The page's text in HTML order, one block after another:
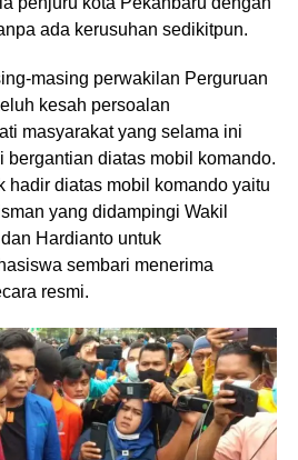
ada kerusuhan sedikitpun.
masing perwakilan Perguruan
kesah persoalan
masyarakat yang selama ini
bergantian diatas mobil komando.
hadir diatas mobil komando yaitu
yang didampingi Wakil
Hardianto untuk
sembari menerima
resmi.